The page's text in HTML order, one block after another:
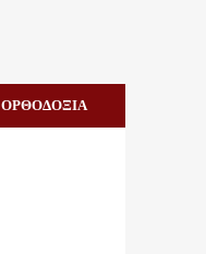
ΟΡΘΟΔΟΞΙΑ